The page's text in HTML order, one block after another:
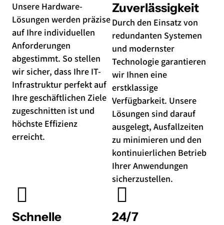
Unsere Hardware-
Lösungen werden präzise
auf Ihre individuellen
Anforderungen
abgestimmt. So stellen
wir sicher, dass Ihre IT-
Infrastruktur perfekt auf
Ihre geschäftlichen Ziele
zugeschnitten ist und
höchste Effizienz
erreicht.
Zuverlässigkeit
Durch den Einsatz von
redundanten Systemen
und modernster
Technologie garantieren
wir Ihnen eine
erstklassige
Verfügbarkeit. Unsere
Lösungen sind darauf
ausgelegt, Ausfallzeiten
zu minimieren und den
kontinuierlichen Betrieb
Ihrer Anwendungen
sicherzustellen.
Schnelle
24/7